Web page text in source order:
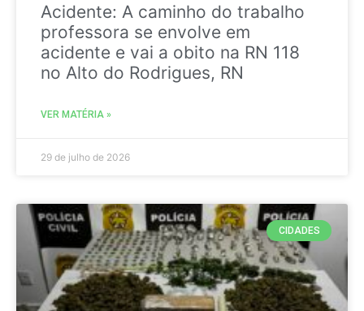
Acidente: A caminho do trabalho
professora se envolve em
acidente e vai a obito na RN 118
no Alto do Rodrigues, RN
VER MATÉRIA »
29 de julho de 2026
CIDADES